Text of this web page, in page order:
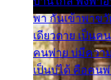
พา กันเข้าพาขวั
เดียวดาย เป็นค
คนพ่าย บ่มีความ
เป็นบ่ได้ คือคน